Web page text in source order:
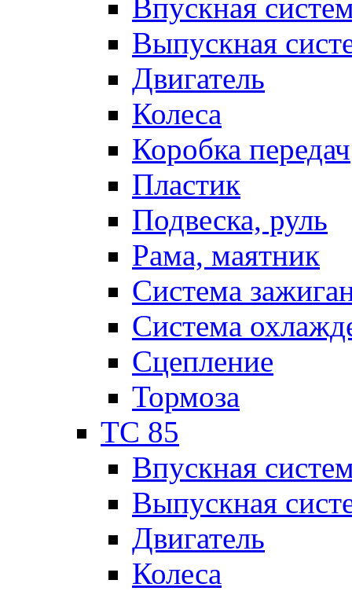
Впускная
Выпускная
Двигатель
Колеса
Коробка передач
Пластик
Подвеска, руль
Рама, маятник
Система
Система
Сцепление
Тормоза
TC 85
Впускная
Выпускная
Двигатель
Колеса